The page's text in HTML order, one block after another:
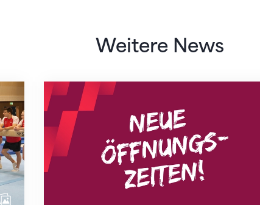
Weitere News
Neue Empfangszeiten ab 1. August 2026